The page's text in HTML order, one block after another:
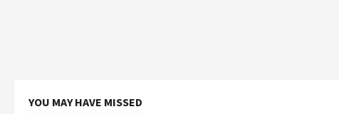
YOU MAY HAVE MISSED